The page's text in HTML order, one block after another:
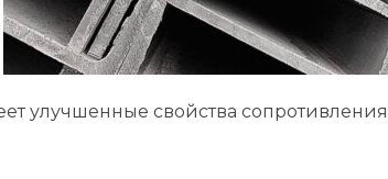
улучшенные свойства сопротивления